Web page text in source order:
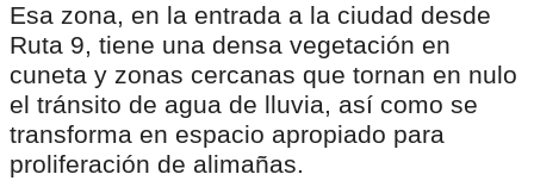
Esa zona, en la entrada a la ciudad desde
Ruta 9, tiene una densa vegetación en
cuneta y zonas cercanas que tornan en nulo
el tránsito de agua de lluvia, así como se
transforma en espacio apropiado para
proliferación de alimañas.